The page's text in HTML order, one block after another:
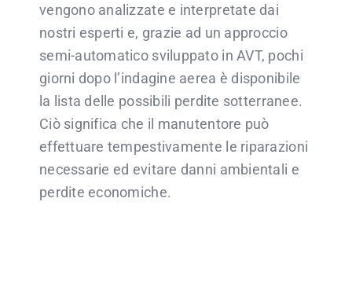
vengono analizzate e interpretate dai
nostri esperti e, grazie ad un approccio
semi-automatico sviluppato in AVT, pochi
giorni dopo l’indagine aerea è disponibile
la lista delle possibili perdite sotterranee.
Ciò significa che il manutentore può
effettuare tempestivamente le riparazioni
necessarie ed evitare danni ambientali e
perdite economiche.